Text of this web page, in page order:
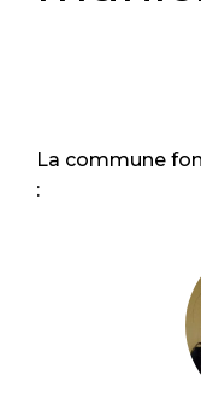
La commune
: